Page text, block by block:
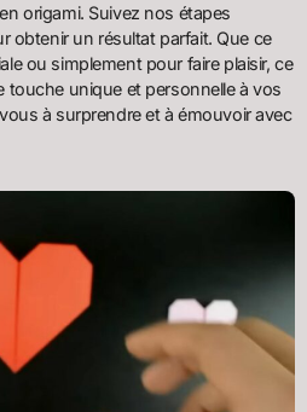
origami. Suivez nos étapes
obtenir un résultat parfait. Que ce
ou simplement pour faire plaisir, ce
touche unique et personnelle à vos
à surprendre et à émouvoir avec